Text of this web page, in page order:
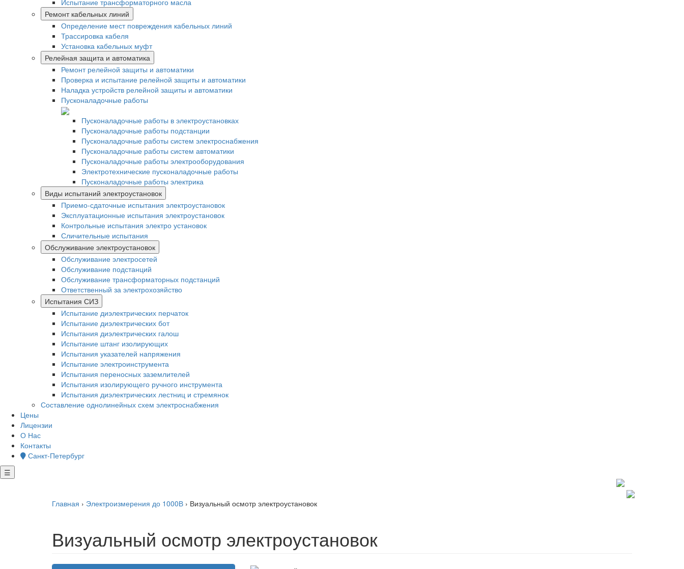
Испытание трансформаторного масла
Ремонт кабельных линий
Определение мест повреждения кабельных линий
Трассировка кабеля
Установка кабельных муфт
Релейная защита и автоматика
Ремонт релейной защиты и автоматики
Проверка и испытание релейной защиты и автоматики
Наладка устройств релейной защиты и автоматики
Пусконаладочные работы
Пусконаладочные работы в электроустановках
Пусконаладочные работы подстанции
Пусконаладочные работы систем электроснабжения
Пусконаладочные работы систем автоматики
Пусконаладочные работы электрооборудования
Электротехнические пусконаладочные работы
Пусконаладочные работы электрика
Виды испытаний электроустановок
Приемо-сдаточные испытания электроустановок
Эксплуатационные испытания электроустановок
Контрольные испытания электро установок
Сличительные испытания
Обслуживание электроустановок
Обслуживание электросетей
Обслуживание подстанций
Обслуживание трансформаторных подстанций
Ответственный за электрохозяйство
Испытания СИЗ
Испытание диэлектрических перчаток
Испытание диэлектрических бот
Испытания диэлектрических галош
Испытание штанг изолирующих
Испытания указателей напряжения
Испытание электроинструмента
Испытания переносных заземлителей
Испытания изолирующего ручного инструмента
Испытания диэлектрических лестниц и стремянок
Составление однолинейных схем электроснабжения
Цены
Лицензии
О Нас
Контакты
Санкт-Петербург
☰
Главная › Электроизмерения до 1000В › Визуальный осмотр электроустановок
Визуальный осмотр электроустановок